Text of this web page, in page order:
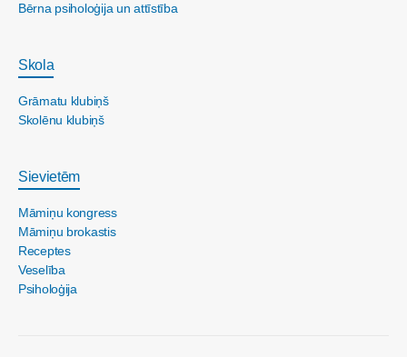
Bērna psiholoģija un attīstība
Skola
Grāmatu klubiņš
Skolēnu klubiņš
Sievietēm
Māmiņu kongress
Māmiņu brokastis
Receptes
Veselība
Psiholoģija